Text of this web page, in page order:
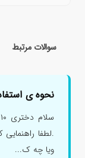
سوالات مرتبط
نحوه ی
.لطفا
ویا چه ک...